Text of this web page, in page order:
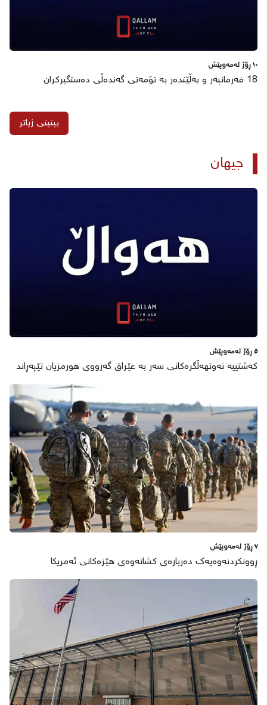
١٠ ڕۆژ لەمەوپێش
18 فەرمانبەر و بەڵێندەر بە تۆمەتی گەندەڵی دەستگیرکران
بینینی زیاتر
جیهان
٥ ڕۆژ لەمەوپێش
کەشتییە نەوتهەڵگرەکانی سەر بە عێراق گەرووی هورمزیان تێپەڕاند
٧ ڕۆژ لەمەوپێش
ڕوونکردنەوەیەک دەربارەی کشانەوەی هێزەکانی ئەمریکا